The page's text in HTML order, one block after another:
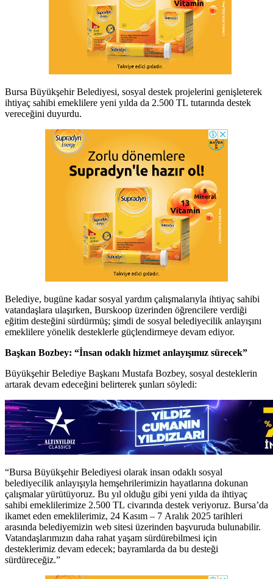
Bursa Büyükşehir Belediyesi, sosyal destek projelerini genişleterek
ihtiyaç sahibi emeklilere yeni yılda da 2.500 TL tutarında destek
vereceğini duyurdu.
Belediye, bugüne kadar sosyal yardım çalışmalarıyla ihtiyaç sahibi
vatandaşlara ulaşırken, Burskoop üzerinden öğrencilere verdiği
eğitim desteğini sürdürmüş; şimdi de sosyal belediyecilik anlayışını
emeklilere yönelik desteklerle güçlendirmeye devam ediyor.
Başkan Bozbey: “İnsan odaklı hizmet anlayışımız sürecek”
Büyükşehir Belediye Başkanı Mustafa Bozbey, sosyal desteklerin
artarak devam edeceğini belirterek şunları söyledi:
“Bursa Büyükşehir Belediyesi olarak insan odaklı sosyal
belediyecilik anlayışıyla hemşehrilerimizin hayatlarına dokunan
çalışmalar yürütüyoruz. Bu yıl olduğu gibi yeni yılda da ihtiyaç
sahibi emeklilerimize 2.500 TL civarında destek veriyoruz. Bursa’da
ikamet eden emeklilerimiz, 24 Kasım – 7 Aralık 2025 tarihleri
arasında belediyemizin web sitesi üzerinden başvuruda bulunabilir.
Vatandaşlarımızın daha rahat yaşam sürdürebilmesi için
desteklerimiz devam edecek; bayramlarda da bu desteği
sürdüreceğiz.”